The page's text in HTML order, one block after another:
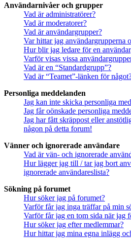
Användarnivåer och grupper
Vad är administratörer?
Vad är moderatorer?
Vad är användargrupper?
Var hittar jag användargrupperna
Hur blir jag ledare för en
Varför visas vissa
Vad är en “Standardgrupp”?
Vad är “Teamet”-länken för
Personliga meddelanden
Jag kan inte skicka personliga
Jag får oönskade personliga
Jag har fått skräppost eller
någon på detta forum!
Vänner och ignorerade användare
Vad är vän- och ignorerade
Hur lägger jag till / tar jag bort
ignorerade användareslista?
Sökning på forumet
Hur söker jag på forumet?
Varför får jag inga träffar på min
Varför får jag en tom sida när jag
Hur söker jag efter medlemmar?
Hur hittar jag mina egna inlägg